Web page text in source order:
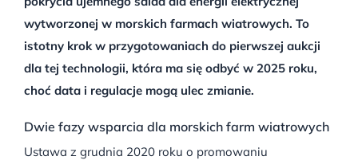
wytworzonej w morskich farmach wiatrowych. To
istotny krok w przygotowaniach do pierwszej aukcji
dla tej technologii, która ma się odbyć w 2025 roku,
choć data i regulacje mogą ulec zmianie.
Dwie fazy wsparcia dla morskich farm wiatrowych
Ustawa z grudnia 2020 roku o promowaniu